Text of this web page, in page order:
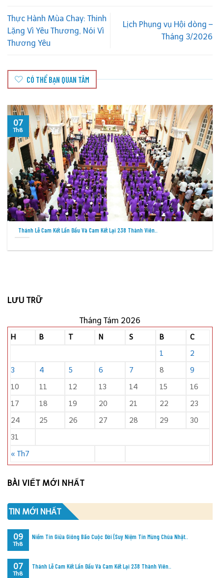
Thực Hành Mùa Chay: Thinh
Lặng Vì Yêu Thương, Nói Vì
Thương Yêu
Lịch Phụng vụ Hội dòng –
Tháng 3/2026
CÓ THỂ BẠN QUAN TÂM
Thánh Lễ Cam Kết Lần Đầu Và Cam Kết Lại 238 Thành Viên..
07
Th8
LƯU TRỮ
Tháng Tám 2026
H B T N S B C
« Th7
1
2
3
4 5 6 7 8
9
10
11 12 13 14 15
16
17
18 19 20 21 22
23
24
25 26 27 28 29
30
31
BÀI VIẾT MỚI NHẤT
TIN MỚI NHẤT
Niềm Tin Giữa Giông Bão Cuộc Đời (Suy Niệm Tin Mừng Chúa Nhật..
09
Th8
Thánh Lễ Cam Kết Lần Đầu Và Cam Kết Lại 238 Thành Viên..
07
Th8